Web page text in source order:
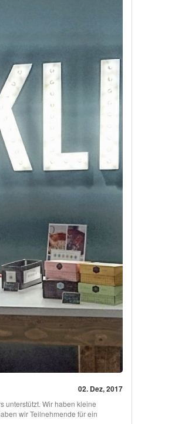
02. Dez, 2017
unterstützt. Wir haben kleine
wir Teilnehmende für ein